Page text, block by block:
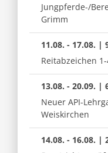
Jungpferde-/
Grimm
11.08. - 17.08. |
Reitabzeichen
13.08. - 20.09. |
Neuer API-
Weiskirchen
14.08. - 16.08. |